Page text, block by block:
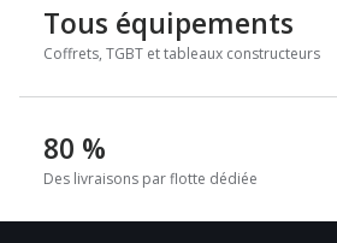
Tous équipements
Coffrets, TGBT et tableaux constructeurs
80 %
Des livraisons par flotte dédiée